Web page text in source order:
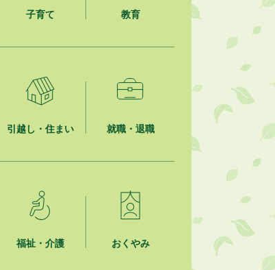
2026年8月3日
「かけがわ手話動画」で手話を学ぼ
2026年8月1日
今月の広報かけがわ
2026年8月1日
1日発行)を掲載しました
子育て 教育
引越し・住まい 就職・退職
福祉・介護 おくやみ